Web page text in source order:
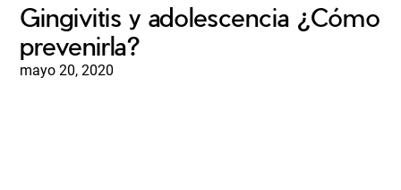
Gingivitis y adolescencia ¿Cómo
prevenirla?
mayo 20, 2020